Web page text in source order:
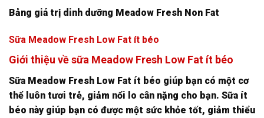
Bảng giá trị dinh dưỡng Meadow Fresh Non Fat
Sữa Meadow Fresh Low Fat ít béo
Giới thiệu về sữa Meadow Fresh Low Fat ít béo
Sữa Meadow Fresh Low Fat ít béo giúp bạn có một cơ
thể luôn tươi trẻ, giảm nổi lo cân nặng cho bạn. Sữa ít
béo này giúp bạn có được một sức khỏe tốt, giảm thiểu